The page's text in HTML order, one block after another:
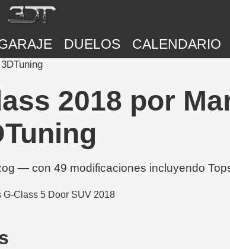
DUELOS CALENDARIO
2018 por
— con 49 modificaciones incluyendo